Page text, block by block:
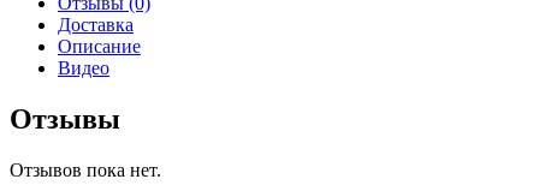
Доставка
Описание
Видео
Отзывы
Отзывов пока нет.